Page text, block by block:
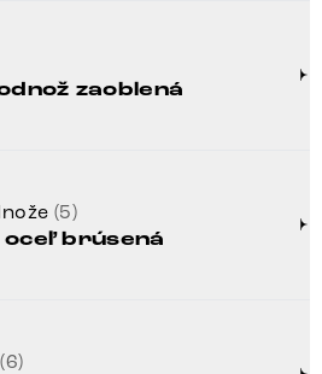
zaoblená
(5)
brúsená
(6)